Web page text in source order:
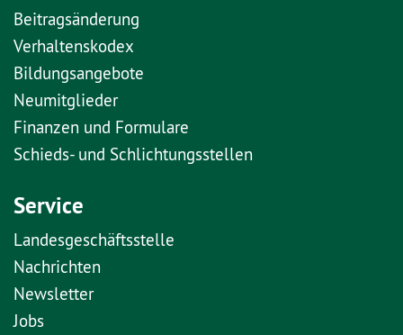
Beitragsänderung
Verhaltenskodex
Bildungsangebote
Neumitglieder
Finanzen und Formulare
Schieds- und Schlichtungsstellen
Service
Landesgeschäftsstelle
Nachrichten
Newsletter
Jobs